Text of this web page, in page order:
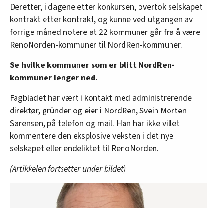
Deretter, i dagene etter konkursen, overtok selskapet
kontrakt etter kontrakt, og kunne ved utgangen av
forrige måned notere at 22 kommuner går fra å være
RenoNorden-kommuner til NordRen-kommuner.
Se hvilke kommuner som er blitt NordRen-
kommuner lenger ned.
Fagbladet har vært i kontakt med administrerende
direktør, gründer og eier i NordRen, Svein Morten
Sørensen, på telefon og mail. Han har ikke villet
kommentere den eksplosive veksten i det nye
selskapet eller endeliktet til RenoNorden.
(Artikkelen fortsetter under bildet)